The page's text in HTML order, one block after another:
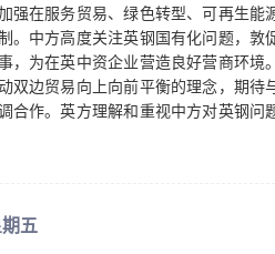
强在服务贸易、绿色转型、可再生
。中方高度关注英钢国有化问题，
，为在英中资企业营造良好营商环
双边贸易向上向前平衡的理念，期
合作。英方理解和重视中方对英钢
五